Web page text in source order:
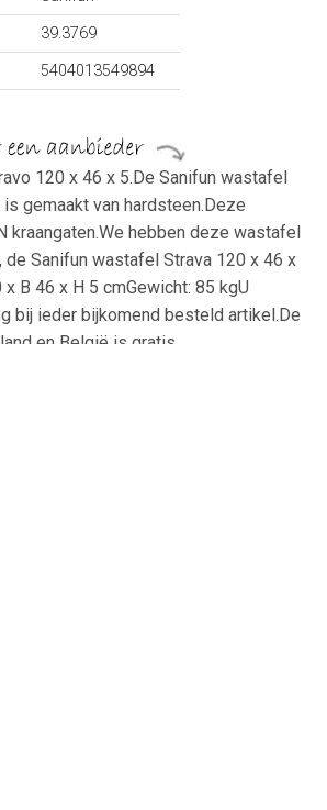
39.3769
5404013549894
120 x 46 x 5.De Sanifun wastafel
gemaakt van hardsteen.Deze
kraangaten.We hebben deze wastafel
de Sanifun wastafel Strava 120 x 46 x
B 46 x H 5 cmGewicht: 85 kgU
bij ieder bijkomend besteld artikel.De
en België is gratis.